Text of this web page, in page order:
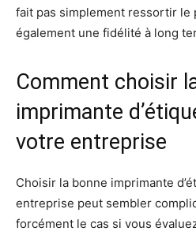
fait pas simplement ressortir le
également une fidélité à long
Comment choisir
imprimante
votre entreprise
Choisir la bonne imprimante
entreprise peut sembler
forcément le cas si vous